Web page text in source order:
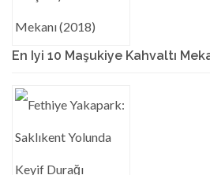
En Iyi 10 Maşukiye Kahvaltı